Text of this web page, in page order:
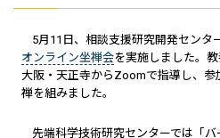
5月11日、相談支援研究開発センタ
オンライン坐禅会を実施しました。
大阪・天正寺からZoomで指導し、参
禅を組みました。
先端科学技術研究センターでは「バ